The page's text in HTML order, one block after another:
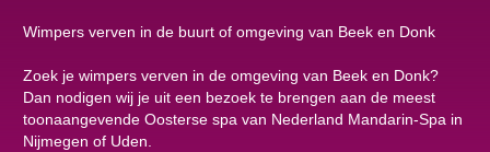
Wimpers verven in de buurt of omgeving van Beek en Donk
Zoek je wimpers verven in de omgeving van Beek en Donk?
Dan nodigen wij je uit een bezoek te brengen aan de meest
toonaangevende Oosterse spa van Nederland Mandarin-Spa in
Nijmegen of Uden.